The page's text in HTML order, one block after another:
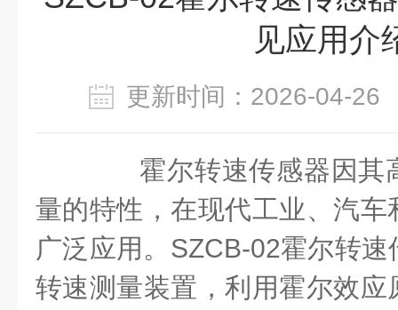
见应用介
更新时间：2026-04-
霍尔转速传感器因其
量的特性，在现代工业、汽
广泛应用。SZCB-02霍尔转
转速测量装置，利用霍尔效